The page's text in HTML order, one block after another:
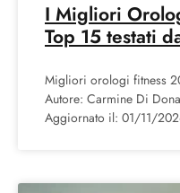
I Migliori
Top 15 testati
Migliori orologi fitness
Autore: Carmine Di
Aggiornato il: 01/11/